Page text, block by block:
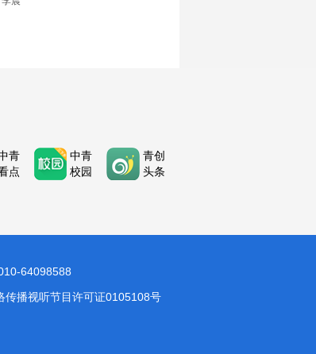
青
点
中青
校园
青创
头条
64098588
传播视听节目许可证0105108号